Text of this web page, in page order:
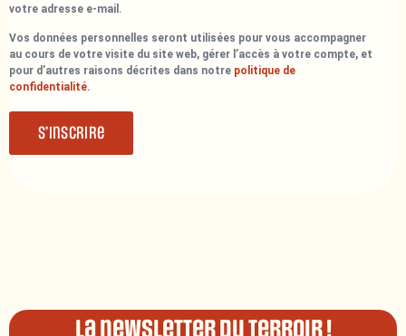
votre adresse e-mail.
Vos données personnelles seront utilisées pour vous accompagner
au cours de votre visite du site web, gérer l’accès à votre compte, et
pour d’autres raisons décrites dans notre politique de
confidentialité.
S’inscrire
La newsletter du terroir !